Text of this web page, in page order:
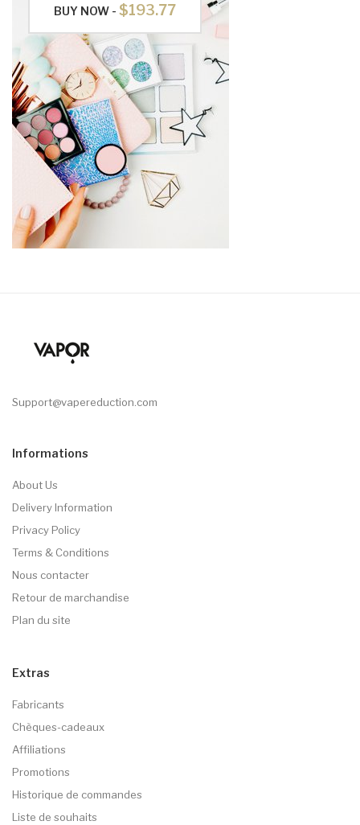
BUY NOW - $193.77
Support@vapereduction.com
Informations
About Us
Delivery Information
Privacy Policy
Terms & Conditions
Nous contacter
Retour de marchandise
Plan du site
Extras
Fabricants
Chèques-cadeaux
Affiliations
Promotions
Historique de commandes
Liste de souhaits